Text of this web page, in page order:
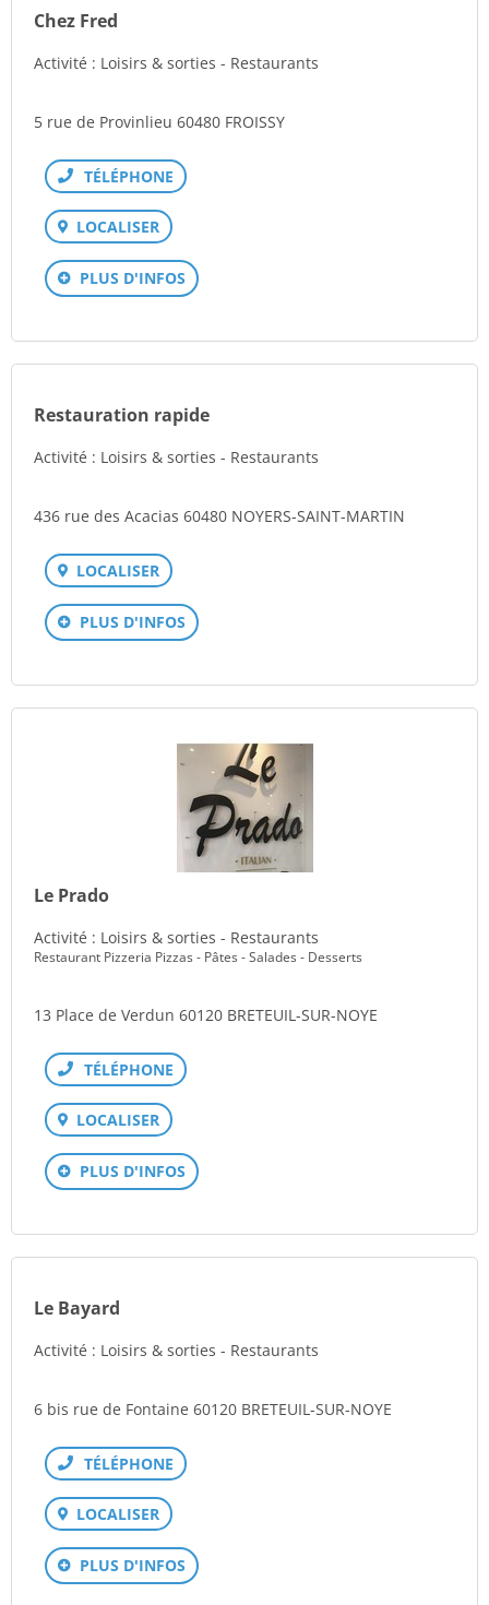
Chez Fred
Activité : Loisirs & sorties - Restaurants
5 rue de Provinlieu 60480 FROISSY
Téléphone
LOCALISER
PLUS D'INFOS
Restauration rapide
Activité : Loisirs & sorties - Restaurants
436 rue des Acacias 60480 NOYERS-SAINT-MARTIN
LOCALISER
PLUS D'INFOS
Le Prado
Activité : Loisirs & sorties - Restaurants
Restaurant Pizzeria Pizzas - Pâtes - Salades - Desserts
13 Place de Verdun 60120 BRETEUIL-SUR-NOYE
Téléphone
LOCALISER
PLUS D'INFOS
Le Bayard
Activité : Loisirs & sorties - Restaurants
6 bis rue de Fontaine 60120 BRETEUIL-SUR-NOYE
Téléphone
LOCALISER
PLUS D'INFOS